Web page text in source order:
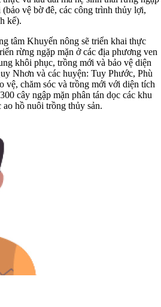
vệ bờ đê, các công trình thủy lợi,
kế).
tâm Khuyến nông sẽ triển khai thực
rừng ngặp mặn ở các địa phương ven
khôi phục, trồng mới và bảo vệ diện
Nhơn và các huyện: Tuy Phước, Phù
vệ, chăm sóc và trồng mới với diện tích
cây ngập mặn phân tán dọc các khu
hồ nuôi trồng thủy sản.